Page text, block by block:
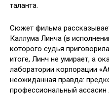
таланта.
Сюжет фильма
Каллума Линча (в
которого судья
итоге, Линч не умирает, а
лаборатории корпорации
неожиданная правда:
профессиональный